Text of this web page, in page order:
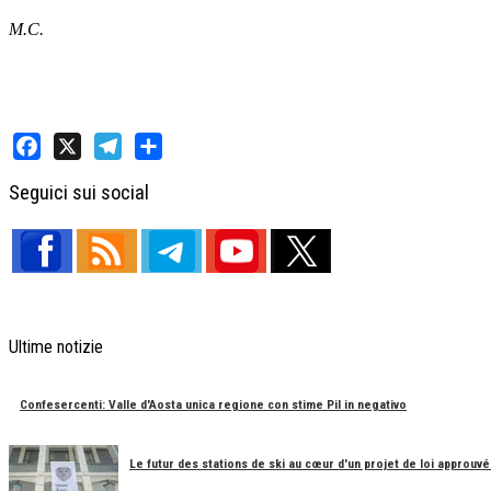
M.C.
Seguici sui social
Ultime notizie
Confesercenti: Valle d'Aosta unica regione con stime Pil in negativo
Le futur des stations de ski au cœur d'un projet de loi approuvé